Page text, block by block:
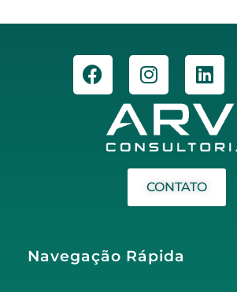
CONTATO
Navegação Rápida